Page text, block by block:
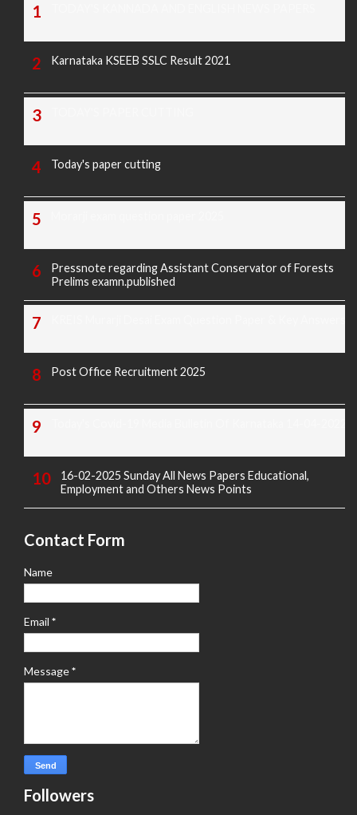
Karnataka KSEEB SSLC Result 2021
Today's paper cutting
Pressnote regarding Assistant Conservator of Forests
Prelims examn.published
Post Office Recruitment 2025
16-02-2025 Sunday All News Papers Educational,
Employment and Others News Points
Contact Form
Name
Email *
Message*
Followers